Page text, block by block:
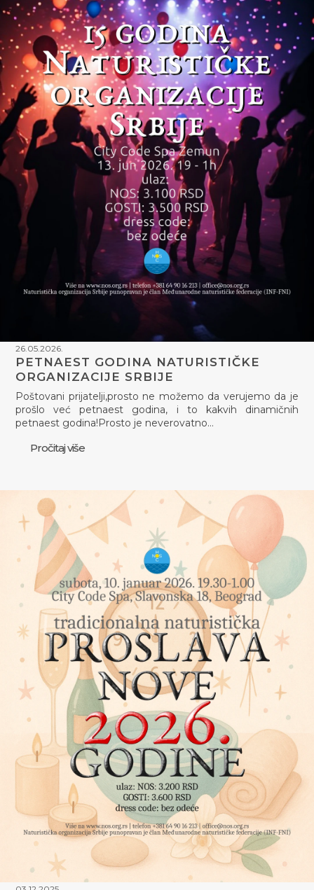
26.05.2026.
PETNAEST GODINA NATURISTIČKE
ORGANIZACIJE SRBIJE
Poštovani prijatelji,prosto ne možemo da verujemo da je
prošlo već petnaest godina, i to kakvih dinamičnih
petnaest godina!Prosto je neverovatno…
Pročitaj više